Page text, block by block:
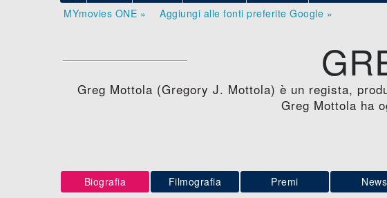
MYmovies ONE » Aggiungi alle fonti preferite Google »
Greg Mottola (Gregory J. Mottola) è un regista,
Greg Mottola ha
Biografia Filmografia Premi News